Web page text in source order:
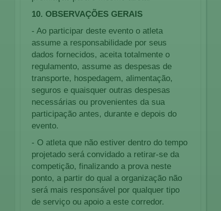
10. OBSERVAÇÕES GERAIS
- Ao participar deste evento o atleta
assume a responsabilidade por seus
dados fornecidos, aceita totalmente o
regulamento, assume as despesas de
transporte, hospedagem, alimentação,
seguros e quaisquer outras despesas
necessárias ou provenientes da sua
participação antes, durante e depois do
evento.
- O atleta que não estiver dentro do tempo
projetado será convidado a retirar-se da
competição, finalizando a prova neste
ponto, a partir do qual a organização não
será mais responsável por qualquer tipo
de serviço ou apoio a este corredor.